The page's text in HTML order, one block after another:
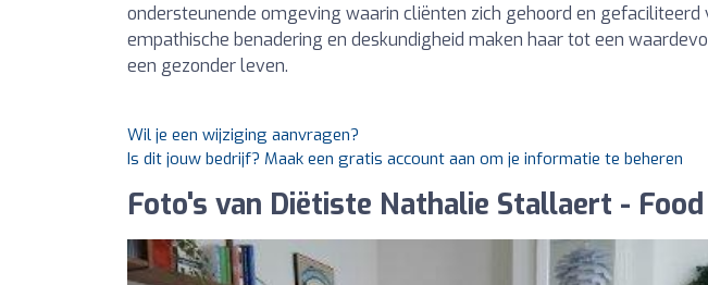
ondersteunende omgeving waarin cliënten zich gehoord en gefaciliteerd
empathische benadering en deskundigheid maken haar tot een
een gezonder leven.
Wil je een wijziging aanvragen?
Is dit jouw bedrijf? Maak een gratis account aan om je informatie te beheren
Foto's van Diëtiste Nathalie Stallaert -